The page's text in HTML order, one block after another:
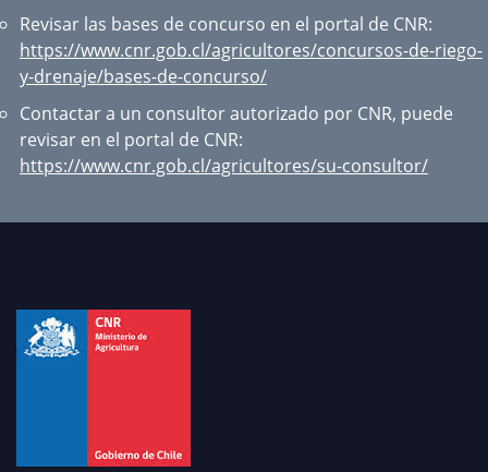
Revisar las bases de concurso en el portal de CNR:
https://www.cnr.gob.cl/agricultores/concursos-de-riego-
y-drenaje/bases-de-concurso/
Contactar a un consultor autorizado por CNR, puede
revisar en el portal de CNR:
https://www.cnr.gob.cl/agricultores/su-consultor/